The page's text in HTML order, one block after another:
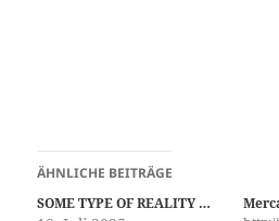
ÄHNLICHE BEITRÄGE
SOME TYPE OF REALITY …